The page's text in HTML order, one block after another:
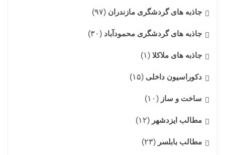
جاذبه های گردشگری مازندران (۹۷)
جاذبه های گردشگری محمودآباد (۳۰)
جاذبه های ملاکلا (۱)
دکوراسیون داخلی (۱۵)
ساخت و ساز (۱۰)
مطالب ایزدشهر (۱۲)
مطالب بابلسر (۲۳)